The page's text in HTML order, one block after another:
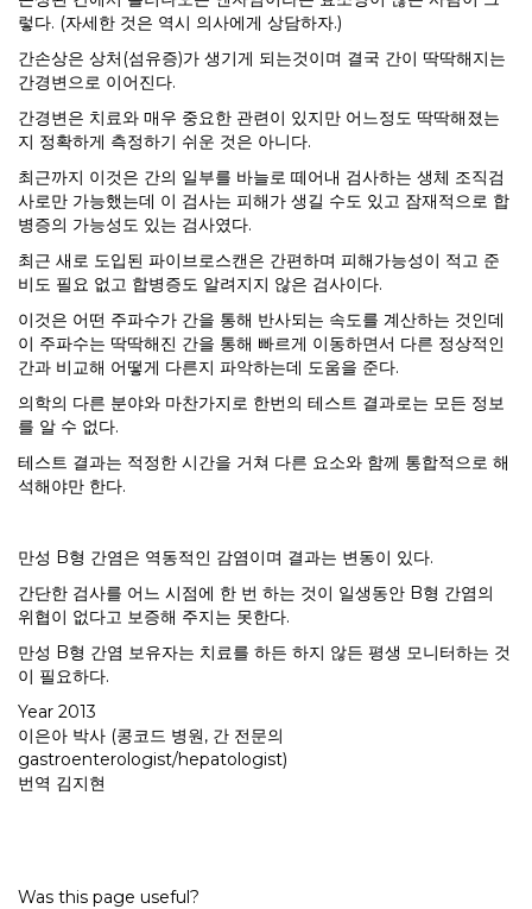
렇다. (자세한 것은 역시 의사에게 상담하자.)
간손상은 상처(섬유증)가 생기게 되는것이며 결국 간이 딱딱해지는
간경변으로 이어진다.
간경변은 치료와 매우 중요한 관련이 있지만 어느정도 딱딱해졌는
지 정확하게 측정하기 쉬운 것은 아니다.
최근까지 이것은 간의 일부를 바늘로 떼어내 검사하는 생체 조직검
사로만 가능했는데 이 검사는 피해가 생길 수도 있고 잠재적으로 합
병증의 가능성도 있는 검사였다.
최근 새로 도입된 파이브로스캔은 간편하며 피해가능성이 적고 준
비도 필요 없고 합병증도 알려지지 않은 검사이다.
이것은 어떤 주파수가 간을 통해 반사되는 속도를 계산하는 것인데
이 주파수는 딱딱해진 간을 통해 빠르게 이동하면서 다른 정상적인
간과 비교해 어떻게 다른지 파악하는데 도움을 준다.
의학의 다른 분야와 마찬가지로 한번의 테스트 결과로는 모든 정보
를 알 수 없다.
테스트 결과는 적정한 시간을 거쳐 다른 요소와 함께 통합적으로 해
석해야만 한다.
만성 B형 간염은 역동적인 감염이며 결과는 변동이 있다.
간단한 검사를 어느 시점에 한 번 하는 것이 일생동안 B형 간염의
위협이 없다고 보증해 주지는 못한다.
만성 B형 간염 보유자는 치료를 하든 하지 않든 평생 모니터하는 것
이 필요하다.
Year 2013
이은아 박사 (콩코드 병원, 간 전문의
gastroenterologist/hepatologist)
번역 김지현
Was this page useful?